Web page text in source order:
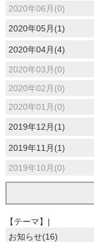
2020年06月(0)
2020年05月(1)
2020年04月(4)
2020年03月(0)
2020年02月(0)
2020年01月(0)
2019年12月(1)
2019年11月(1)
2019年10月(0)
【テーマ】|
お知らせ(16)